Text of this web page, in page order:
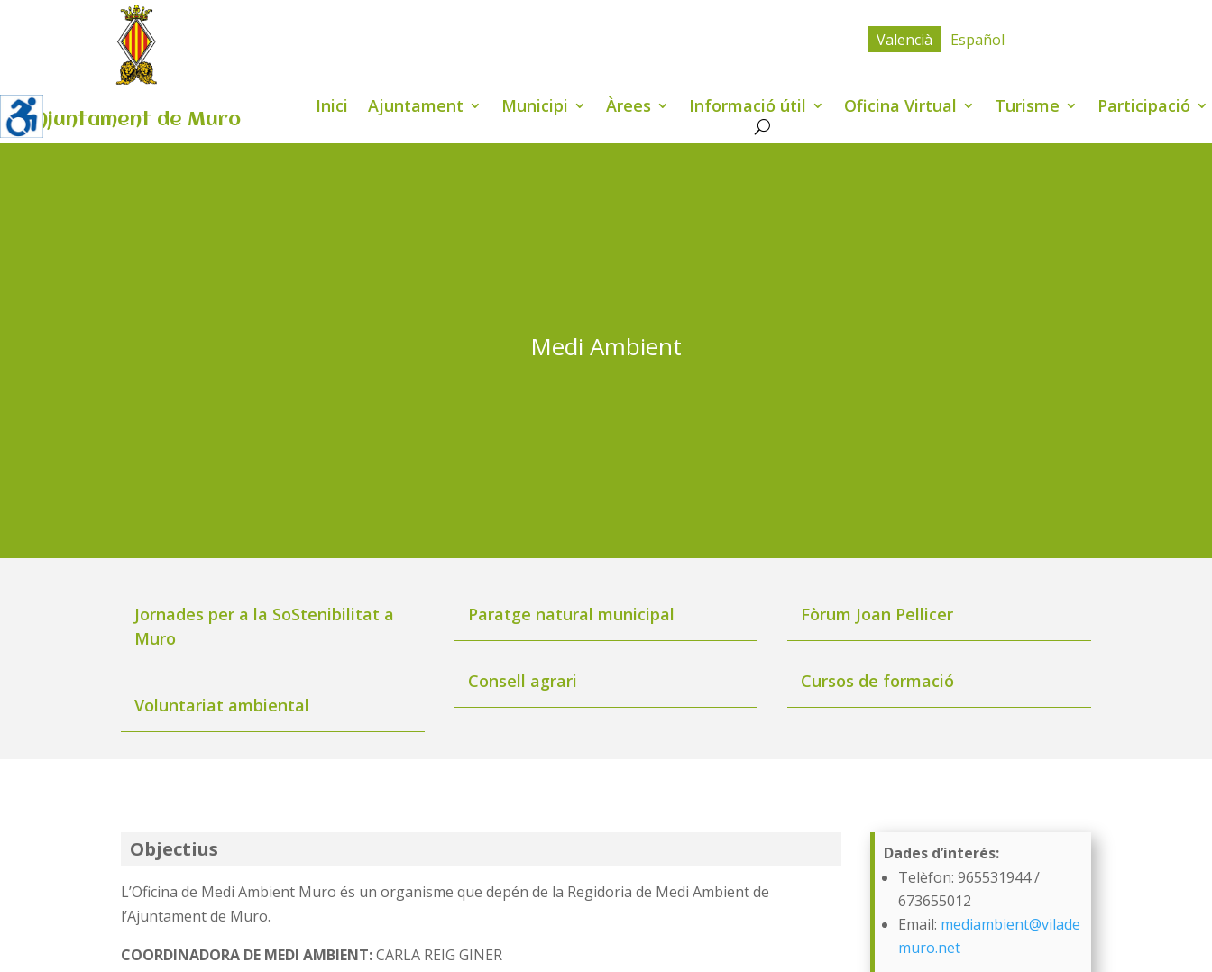
Ajuntament de Muro
Valencià Español
Inici Ajuntament Municipi Àrees Informació útil Oficina Virtual Turisme Participació
Medi Ambient
Jornades per a la SoStenibilitat a
Muro
Voluntariat ambiental
Paratge natural municipal
Consell agrari
Fòrum Joan Pellicer
Cursos de formació
Objectius
L’Oficina de Medi Ambient Muro és un organisme que depén de la Regidoria de Medi Ambient de
l’Ajuntament de Muro.
COORDINADORA DE MEDI AMBIENT: CARLA REIG GINER
Dades d’interés:
Telèfon: 965531944 /
673655012
Email: mediambient@vilade
muro.net